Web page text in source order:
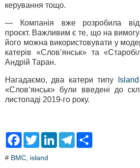
керування тощо.
— Компанія вже розробила
проєкт. Важливим є те, що на вимогу
його можна використовувати у
катерів «Слов’янськ» та
Андрій Таран.
Нагадаємо, два катери типу Island
«Слов’янськ» були введені до
листопаді 2019-го року.
F
e
T
t
L
T
# ВМС island